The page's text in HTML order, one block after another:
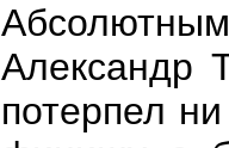
Александр
потерпел